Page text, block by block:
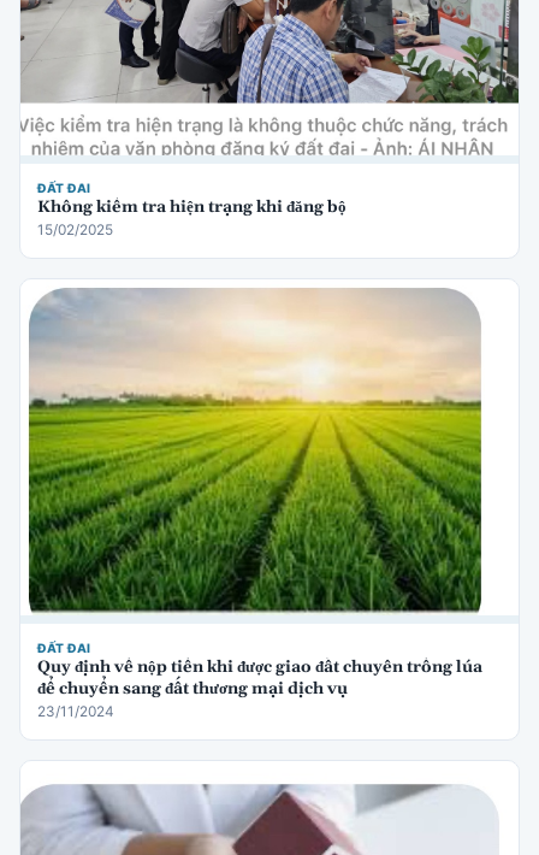
ĐẤT ĐAI
Không kiểm tra hiện trạng khi đăng bộ
15/02/2025
ĐẤT ĐAI
Quy định về nộp tiền khi được giao đất chuyên trồng lúa
để chuyển sang đất thương mại dịch vụ
23/11/2024